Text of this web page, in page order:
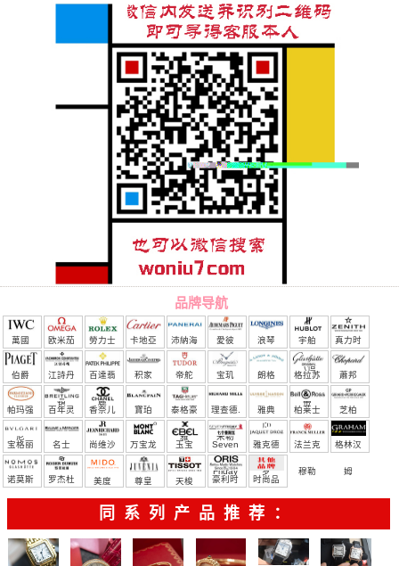
品牌导航
萬國 欧米茄 勞力士 卡地亞 沛納海 愛彼 浪琴 宇舶
（恒
宝）
真力时
伯爵 江詩丹
頓
百達翡
麗
积家 帝舵 宝玑 朗格 格拉苏
蒂
蕭邦
帕玛强
尼
百年灵 香奈儿 寶珀 泰格豪
雅
理查德.
米勒
雅典 柏莱士 芝柏
宝格丽 名士 尚维沙 万宝龙 玉宝 Seven
Friday
雅克德
罗
法兰克
穆勒
格林汉
姆
诺莫斯
罗杰杜 美度 尊皇 天梭 豪利时 时尚品
牌/原单
同系列产品推荐：